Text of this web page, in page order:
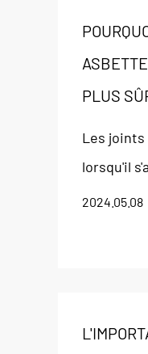
PLUS
Les
lorsqu'il
2024.05.08